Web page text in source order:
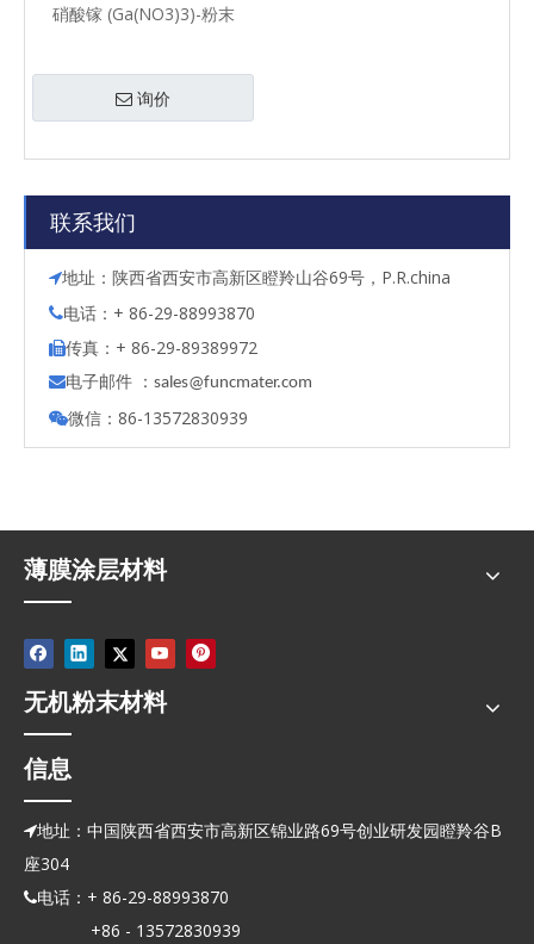
硝酸镓 (Ga(NO3)3)-粉末
询价
联系我们
地址：陕西省西安市高新区瞪羚山谷69号，P.R.china
电话：+ 86-29-88993870
传真：+ 86-29-89389972
电子邮件 ： sales@funcmater.com
微信：86-13572830939
薄膜涂层材料
无机粉末材料
信息
地址：中国陕西省西安市高新区锦业路69号创业研发园瞪羚谷B
座304
电话：+ 86-29-88993870
+86 - 13572830939